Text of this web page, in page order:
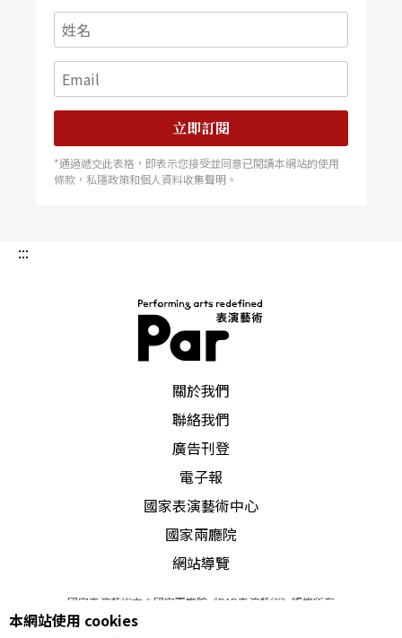
立即訂閱
*通過遞交此表格，即表示您接受並同意已閱讀本網站的使用
條款，私隱政策和個人資料收集聲明。
:::
關於我們
聯絡我們
廣告刊登
電子報
國家表演藝術中心
國家兩廳院
網站導覽
國家表演藝術中心國家兩廳院《PAR表演藝術》版權所有
© 2022Performing arts redefined. All Rights Reserved
本網站使用 cookies